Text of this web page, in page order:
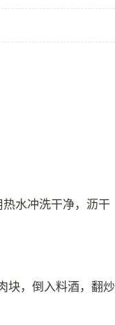
水冲洗干净，沥干
块，倒入料酒，翻炒